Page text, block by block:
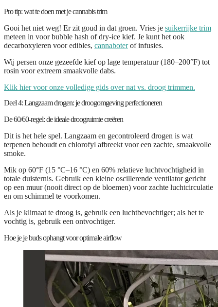
Pro tip: wat te doen met je cannabis trim
Gooi het niet weg! Er zit goud in dat groen. Vries je suikerrijke trim
meteen in voor bubble hash of dry-ice kief. Je kunt het ook
decarboxyleren voor edibles, cannaboterof infusies.
Wij persen onze gezeefde kief op lage temperatuur (180–200°F) tot
rosin voor extreem smaakvolle dabs.
Klik hier voor onze volledige gids over nat vs. droog trimmen.
Deel 4: Langzaam drogen: je droogomgeving perfectioneren
De 60/60-regel: de ideale droogruimte creëren
Dit is het hele spel. Langzaam en gecontroleerd drogen is wat
terpenen behoudt en chlorofyl afbreekt voor een zachte, smaakvolle
smoke.
Mik op 60°F (15 °C–16 °C) en 60% relatieve luchtvochtigheid in
totale duisternis. Gebruik een kleine oscillerende ventilator gericht
op een muur (nooit direct op de bloemen) voor zachte luchtcirculatie
en om schimmel te voorkomen.
Als je klimaat te droog is, gebruik een luchtbevochtiger; als het te
vochtig is, gebruik een ontvochtiger.
Hoe je je buds ophangt voor optimale airflow